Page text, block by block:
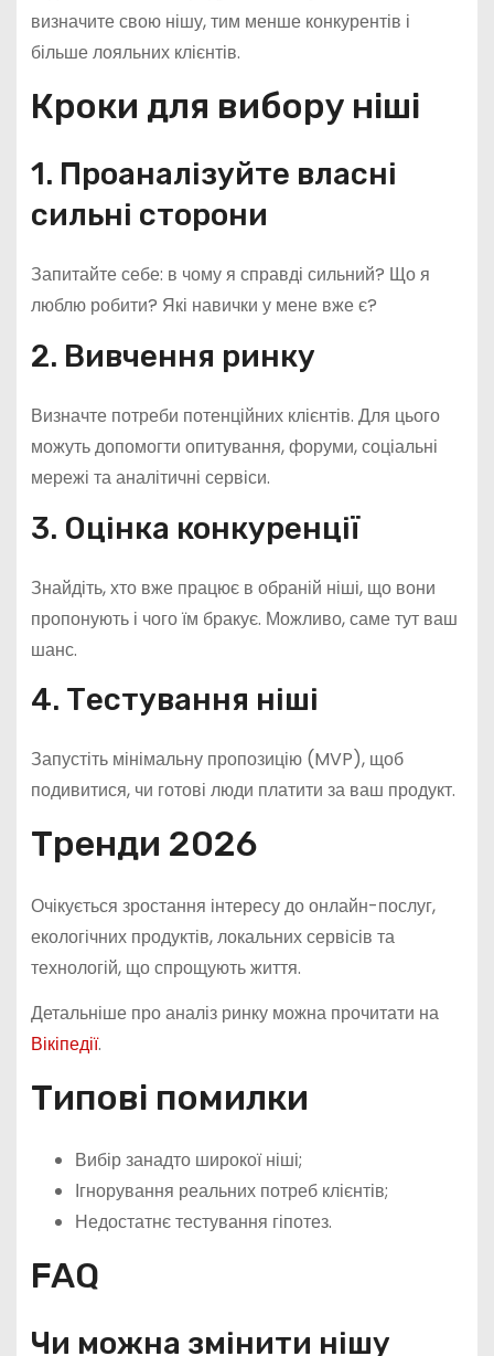
визначите свою нішу, тим менше конкурентів і
більше лояльних клієнтів.
Кроки для вибору ніші
1. Проаналізуйте власні
сильні сторони
Запитайте себе: в чому я справді сильний? Що я
люблю робити? Які навички у мене вже є?
2. Вивчення ринку
Визначте потреби потенційних клієнтів. Для цього
можуть допомогти опитування, форуми, соціальні
мережі та аналітичні сервіси.
3. Оцінка конкуренції
Знайдіть, хто вже працює в обраній ніші, що вони
пропонують і чого їм бракує. Можливо, саме тут ваш
шанс.
4. Тестування ніші
Запустіть мінімальну пропозицію (MVP), щоб
подивитися, чи готові люди платити за ваш продукт.
Тренди 2026
Очікується зростання інтересу до онлайн-послуг,
екологічних продуктів, локальних сервісів та
технологій, що спрощують життя.
Детальніше про аналіз ринку можна прочитати на
Вікіпедії.
Типові помилки
Вибір занадто широкої ніші;
Ігнорування реальних потреб клієнтів;
Недостатнє тестування гіпотез.
FAQ
Чи можна змінити нішу